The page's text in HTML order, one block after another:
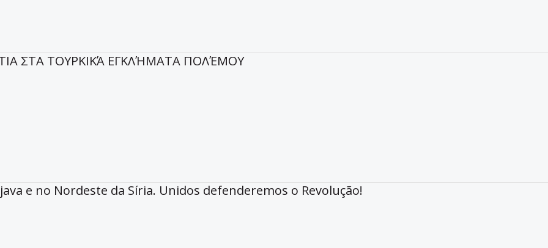
ΣΤΑ ΤΟΥΡΚΙΚΆ ΕΓΚΛΉΜΑΤΑ ΠΟΛΈΜΟΥ
e no Nordeste da Síria. Unidos defenderemos o Revolução!